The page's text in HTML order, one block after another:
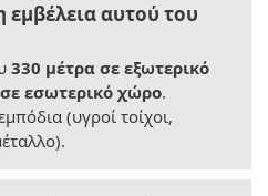
εμβέλεια αυτού του
330 μέτρα σε εξωτερικό
εσωτερικό χώρο.
(υγροί τοίχοι,